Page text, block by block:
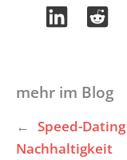
mehr im Blog
← Speed-
Nachhaltigkeit